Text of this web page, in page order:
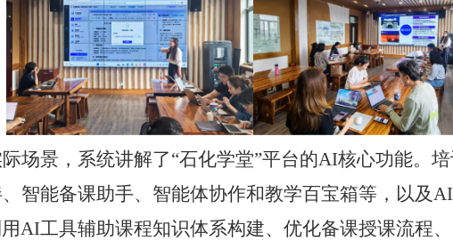
场景，系统讲解了“石化学堂”平台的AI核心功能。
智能备课助手、智能体协作和教学百宝箱等，以及
AI工具辅助课程知识体系构建、优化备课授课流程